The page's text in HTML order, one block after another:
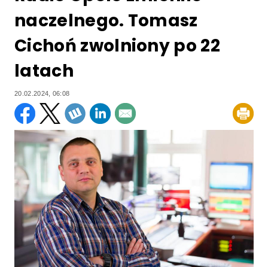
naczelnego. Tomasz
Cichoń zwolniony po 22
latach
20.02.2024, 06:08